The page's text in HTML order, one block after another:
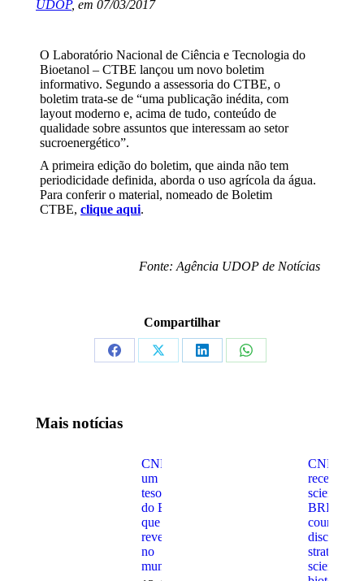
UDOP, em 07/03/2017
O Laboratório Nacional de Ciência e Tecnologia do
Bioetanol – CTBE lançou um novo boletim
informativo. Segundo a assessoria do CTBE, o
boletim trata-se de “uma publicação inédita, com
layout moderno e, acima de tudo, conteúdo de
qualidade sobre assuntos que interessam ao setor
sucroenergético”.
A primeira edição do boletim, que ainda não tem
periodicidade definida, aborda o uso agrícola da água.
Para conferir o material, nomeado de Boletim
CTBE, clique aqui.
Fonte: Agência UDOP de Notícias
Compartilhar
Share
Share
Share
Share
Mais notícias
CNPEM:
um
tesouro
do Brasil
que
reverbera
no
mundo
CNPEM
receives
scientists
BRICS
countries
discuss
strategies
science,